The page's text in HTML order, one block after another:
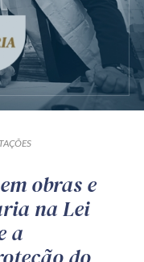
obras e
na Lei
a